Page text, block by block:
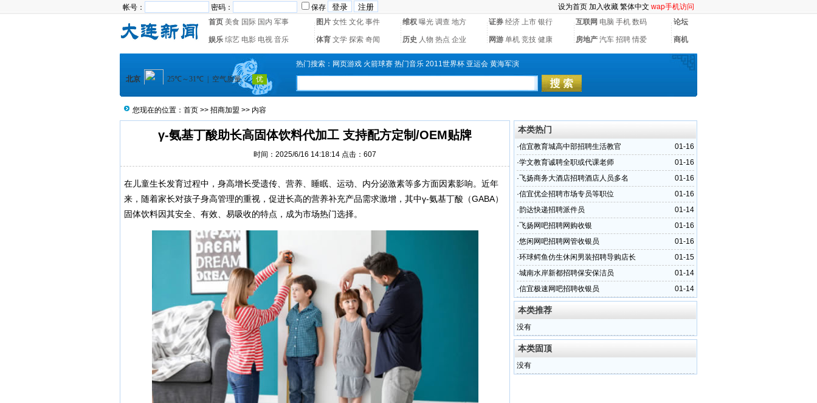
帐号： 密码： 保存 设为首页 加入收藏 繁体中文 wap手机访问
首页 美食 国际 国内 军事 图片 女性 文化 事件 维权 曝光 调查 地方 证券 经济 上市 银行 互联网 电脑 手机 数码 论坛
娱乐 综艺 电影 电视 音乐 体育 文学 探索 奇闻 历史 人物 热点 企业 网游 单机 竞技 健康 房地产 汽车 招聘 情爱 商机
热门搜索： 网页游戏 火箭球赛 热门音乐 2011世界杯 亚运会 黄海军演
您现在的位置： 首页 >> 招商加盟 >> 内容
γ-氨基丁酸助长高固体饮料代加工 支持配方定制/OEM贴牌
时间：2025/6/16 14:18:14 点击：607
在儿童生长发育过程中，身高增长受遗传、营养、睡眠、运动、内分泌激素等多方面因素影响。近年
来，随着家长对孩子身高管理的重视，促进长高的营养补充产品需求激增，其中γ-氨基丁酸（GABA）
固体饮料因其安全、有效、易吸收的特点，成为市场热门选择。
本类热门
01-16
·信宜教育城高中部招聘生活教官
01-16
·学文教育诚聘全职或代课老师
01-16
·飞扬商务大酒店招聘酒店人员多名
01-16
·信宜优企招聘市场专员等职位
01-14
·韵达快递招聘派件员
01-16
·飞扬网吧招聘网购收银
01-16
·悠闲网吧招聘网管收银员
01-15
·环球鳄鱼仿生休闲男装招聘导购店长
01-14
·城南水岸新都招聘保安保洁员
01-14
·信宜极速网吧招聘收银员
本类推荐
没有
本类固顶
没有